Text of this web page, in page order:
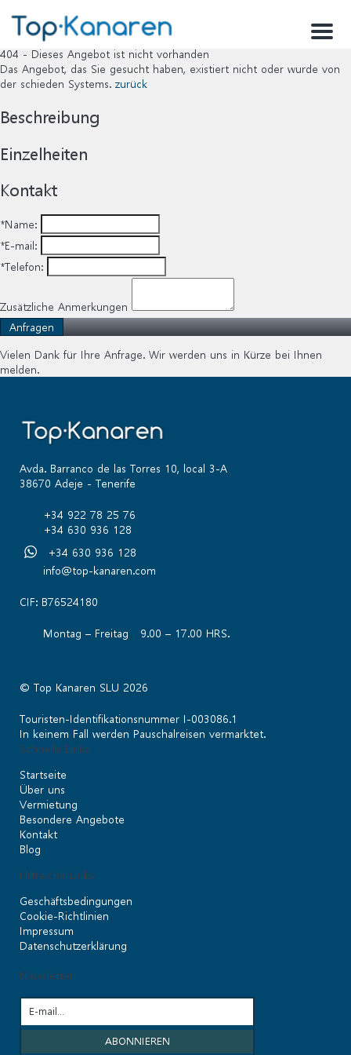
Menu
404 - Dieses Angebot ist nicht vorhanden
Das Angebot, das Sie gesucht haben, existiert nicht oder wurde von
der schieden Systems. zurück
Beschreibung
Einzelheiten
Kontakt
*Name:
*E-mail:
*Telefon:
Zusätzliche Anmerkungen
Vielen Dank für Ihre Anfrage. Wir werden uns in Kürze bei Ihnen
melden.
Avda. Barranco de las Torres 10, local 3-A
38670 Adeje - Tenerife
+34 922 78 25 76
+34 630 936 128
+34 630 936 128
info@top-kanaren.com
CIF: B76524180
Montag – Freitag 9.00 – 17.00 HRS.
© Top Kanaren SLU 2026
Touristen-Identifikationsnummer I-003086.1
In keinem Fall werden Pauschalreisen vermarktet.
Schnelle Links
Startseite
Über uns
Vermietung
Besondere Angebote
Kontakt
Blog
Hilfreiche Links
Geschäftsbedingungen
Cookie-Richtlinien
Impressum
Datenschutzerklärung
Newsletter